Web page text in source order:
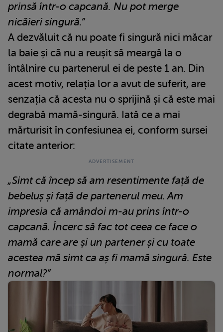
prinsă într-o capcană. Nu pot merge
nicăieri singură.”
A dezvăluit că nu poate fi singură nici măcar
la baie și că nu a reușit să meargă la o
întâlnire cu partenerul ei de peste 1 an. Din
acest motiv, relația lor a avut de suferit, are
senzația că acesta nu o sprijină și că este mai
degrabă mamă-singură. Iată ce a mai
mărturisit în confesiunea ei, conform sursei
citate anterior:
„Simt că încep să am resentimente față de
bebeluș și față de partenerul meu. Am
impresia că amândoi m-au prins într-o
capcană. Încerc să fac tot ceea ce face o
mamă care are și un partener și cu toate
acestea mă simt ca aș fi mamă singură. Este
normal?”